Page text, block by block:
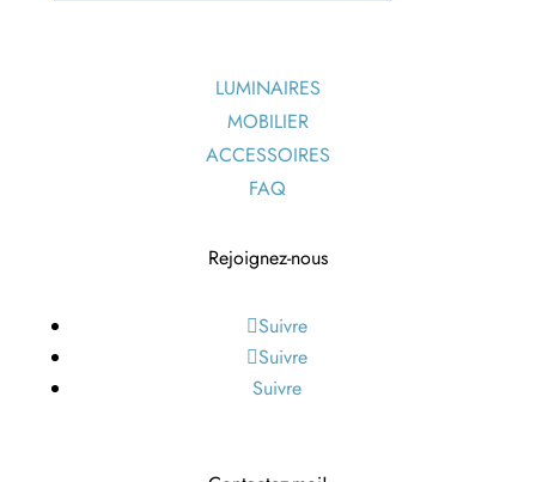
LUMINAIRES
MOBILIER
ACCESSOIRES
FAQ
Rejoignez-nous
Suivre
Suivre
Suivre